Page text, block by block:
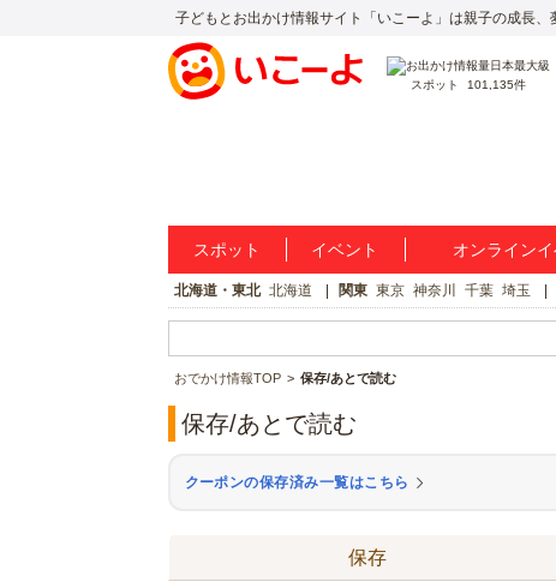
子どもとお出かけ情報サイト「いこーよ」は親子の成長、
スポット 101,135件
スポット イベント オンラインイ
北海道・東北 北海道 関東 東京 神奈川 千葉 埼玉
おでかけ情報TOP 保存/あとで読む
保存/あとで読む
クーポンの保存済み一覧はこちら
保存